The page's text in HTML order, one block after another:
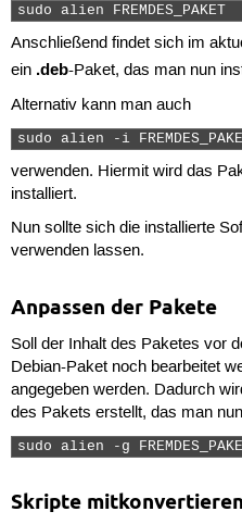
sudo alien FREMDES_PAKET
Anschließend findet sich im
ein .deb-Paket, das man nun
Alternativ kann man auch
sudo alien -i
verwenden. Hiermit wird das
installiert.
Nun sollte sich die installierte
verwenden lassen.
Anpassen der Pakete
Soll der Inhalt des Paketes vor
Debian-Paket noch bearbeitet
angegeben werden. Dadurch
des Pakets erstellt, das man
sudo alien -g
Skripte mitkonvertieren